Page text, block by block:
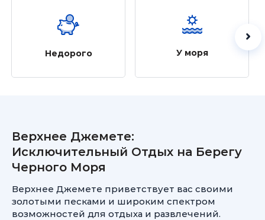
Недорого У моря
Верхнее Джемете:
Исключительный Отдых на Берегу
Черного Моря
Верхнее Джемете приветствует вас своими
золотыми песками и широким спектром
возможностей для отдыха и развлечений.